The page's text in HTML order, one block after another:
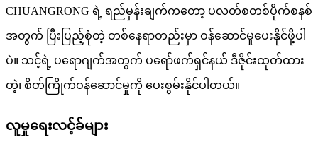
CHUANGRONG ရဲ့ ရည်မှန်းချက်ကတော့ ပလတ်စတစ်ပိုက်စနစ်
အတွက် ပြီးပြည့်စုံတဲ့ တစ်နေရာတည်းမှာ ဝန်ဆောင်မှုပေးနိုင်ဖို့ပါ
ပဲ။ သင့်ရဲ့ ပရောဂျက်အတွက် ပရော်ဖက်ရှင်နယ် ဒီဇိုင်းထုတ်ထား
တဲ့၊ စိတ်ကြိုက်ဝန်ဆောင်မှုကို ပေးစွမ်းနိုင်ပါတယ်။
လူမှုရေးလင့်ခ်များ